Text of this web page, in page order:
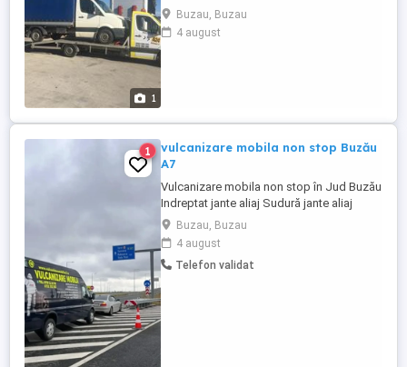
1
platforma la cele mai bune preturi.
Buzau, Buzau
4 august
1
vulcanizare mobila non stop Buzău
A7
Vulcanizare mobila non stop în Jud Buzău
Indreptat jante aliaj Sudură jante aliaj
Anvelope NOI si SH senzori presiune roti
Buzau, Buzau
4 august
Telefon validat